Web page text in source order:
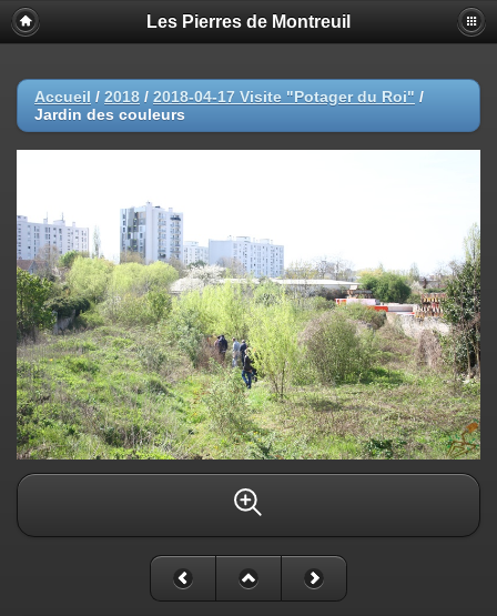
Les Pierres de Montreuil
Accueil / 2018 / 2018-04-17 Visite "Potager du Roi" /
Jardin des couleurs